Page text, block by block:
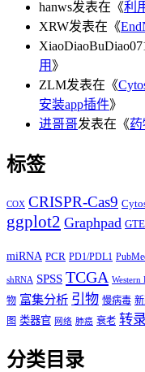
hanws发表在《利
XRW发表在《
用 》
ZLM发表在《
安装app插件》
进哥哥发表在《
标签
COX CRISPR-Cas9
ggplot2 Graphpad
miRNA PCR PD1/PDL1
shRNA SPSS TCGA Western
物 富集分析 引物 慢病毒
图 类器官 网络 肺癌 衰老 转
分类目录